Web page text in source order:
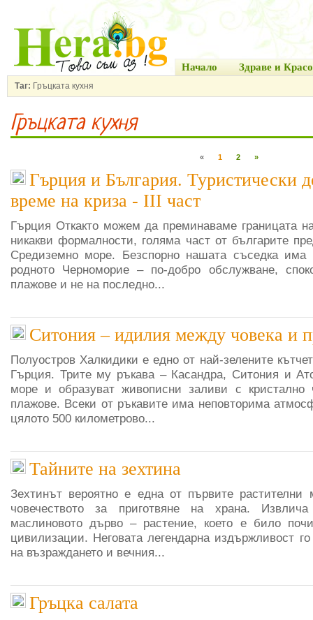
Начало Здраве и
Таг: Гръцката кухня
Гръцката кухня
« 1 2 »
Гърция и България. Туристически
време на криза - III част
Гърция Откакто можем да преминаваме границата
никакви формалности, голяма част от българите
Средиземно море. Безспорно нашата съседка има
родното Черноморие – по-добро обслужване,
плажове и не на последно...
Ситония – идилия между човека и
Полуостров Халкидики е едно от най-зелените
Гърция. Трите му ръкава – Касандра, Ситония и
море и образуват живописни заливи с кристално
плажове. Всеки от ръкавите има неповторима
цялото 500 километрово...
Тайните на зехтина
Зехтинът вероятно е една от първите растителни
човечеството за приготвяне на храна.
маслиновото дърво – растение, което е било
цивилизации. Неговата легендарна издържливост
на възраждането и вечния...
Гръцка салата